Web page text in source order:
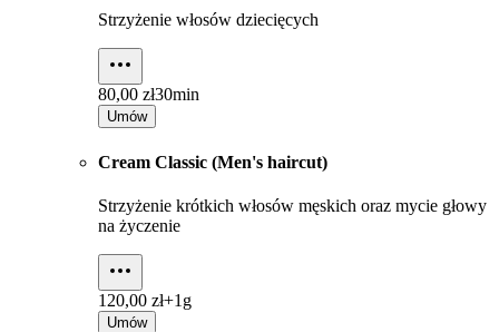
Strzyżenie włosów dziecięcych
80,00 zł30min
Umów
Cream Classic (Men's haircut)
Strzyżenie krótkich włosów męskich oraz mycie głowy
na życzenie
120,00 zł+1g
Umów